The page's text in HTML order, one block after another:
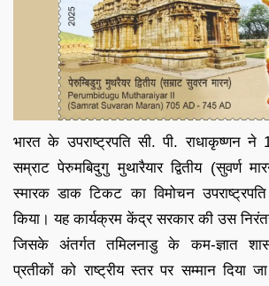
भारत के उपराष्ट्रपति सी. पी. राधाकृष्णन
सम्राट पेरुमबिदुगु मुथारैयार द्वितीय (सुवर्ण
स्मारक डाक टिकट का विमोचन
किया। यह कार्यक्रम केंद्र सरकार की उस
जिसके अंतर्गत तमिलनाडु के कम-ज्ञात
प्रतीकों को राष्ट्रीय स्तर पर सम्मान दिया